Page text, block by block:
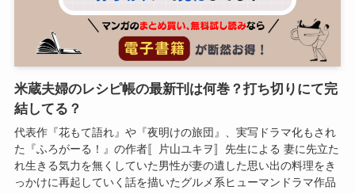
米蔵夫婦のレシピ帳の最新刊は何巻？打ち切りにて完
結してる？
代表作『花もて語れ』や『夜明けの旅団』、実写ドラマ化もされ
た『ふろがーる！』の作者〚片山ユキヲ〛先生による 妻に先立た
れ生きる気力を無くしていた男性が妻の遺した思い出の料理をき
っかけに再起していく話を描いたグルメ系ヒューマンドラマ作品